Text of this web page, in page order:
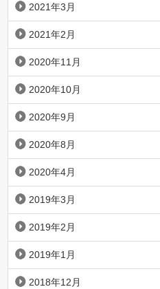
2021年3月
2021年2月
2020年11月
2020年10月
2020年9月
2020年8月
2020年4月
2019年3月
2019年2月
2019年1月
2018年12月